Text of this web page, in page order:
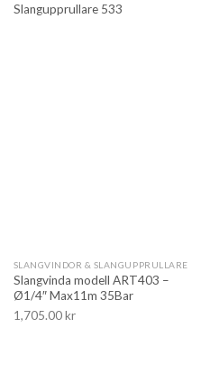
Slangupprullare 533
SLANGVINDOR & SLANGUPPRULLARE
Slangvinda modell ART403 –
Ø1/4″ Max11m 35Bar
1,705.00kr